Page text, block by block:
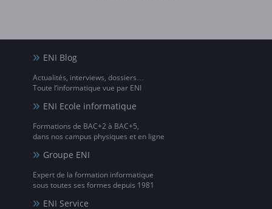
ENI Blog
Actualités, interviews, dossiers…
Toute l’informatique vue par ENI
ENI Ecole informatique
Formations de BAC+2 à BAC+5,
dans nos campus physiques et en ligne
Groupe ENI
Expert de la formation informatique
sous toutes ses formes depuis 1981
ENI Service